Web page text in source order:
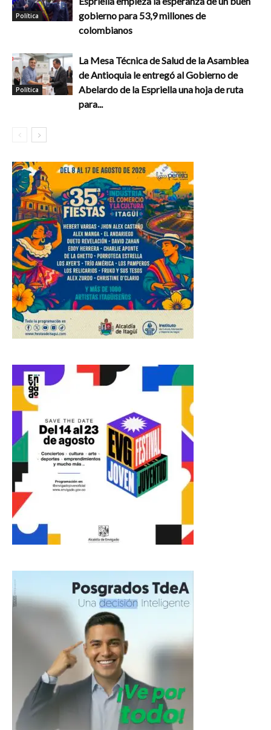
Política
gobierno para 53,9 millones de
colombianos
Política
La Mesa Técnica de Salud de la Asamblea
de Antioquia le entregó al Gobierno de
Abelardo de la Espriella una hoja de ruta
para...